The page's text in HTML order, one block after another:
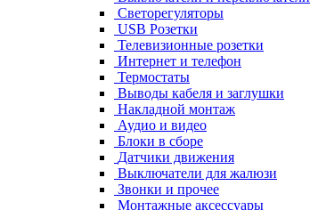
Светорегуляторы
USB Розетки
Телевизионные розетки
Интернет и телефон
Термостаты
Выводы кабеля и заглушки
Накладной монтаж
Аудио и видео
Блоки в сборе
Датчики движения
Выключатели для жалюзи
Звонки и прочее
Монтажные аксессуары